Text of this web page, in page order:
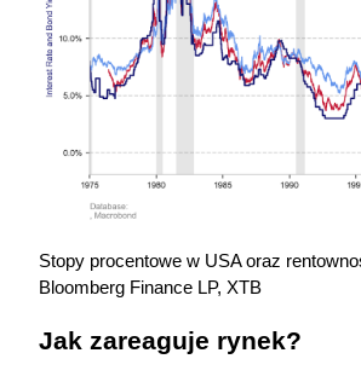
Stopy procentowe w USA oraz
Bloomberg Finance LP, XTB
Jak zareaguje rynek?